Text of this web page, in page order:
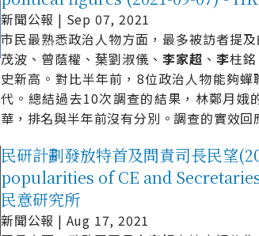
新聞公報 | Sep 07, 2021
市民最熟悉政治人物方面，最多被訪者提
茂波、曾蔭權、葉劉淑儀、李家超 、李柱
史新高。對比半年前，8位政治人物能夠
代。總結過去10次調查的結果，林鄭月娥
華，排名與半年前沒有分別。調查的實效回
民研計劃發放特首及問責司長民望
popularities of CE and
民意研究所
新聞公報 | Aug 17, 2021